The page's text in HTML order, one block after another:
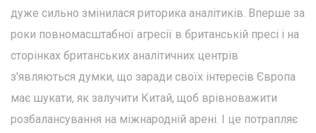
дуже сильно змінилася риторика аналітиків. Вперше за
роки повномасштабної агресії в британській пресі і на
сторінках британських аналітичних центрів
з'являються думки, що заради своїх інтересів Європа
має шукати, як залучити Китай, щоб врівноважити
розбалансування на міжнародній арені. І це потрапляє